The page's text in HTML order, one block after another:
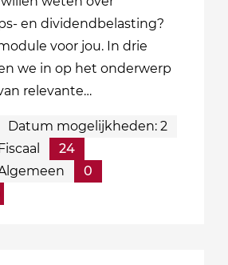
en dividendbelasting?
voor jou. In drie
we in op het onderwerp
relevante…
Datum mogelijkheden: 2
24
0